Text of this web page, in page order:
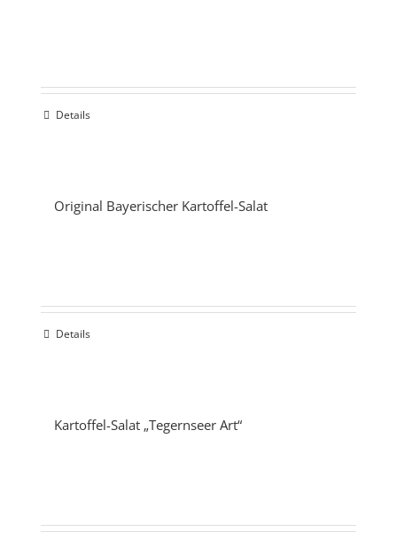
Details
Original Bayerischer Kartoffel-Salat
Details
Kartoffel-Salat „Tegernseer Art“